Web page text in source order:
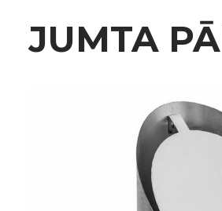
JUMTA